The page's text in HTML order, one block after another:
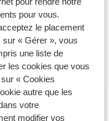
pour vous.
le placement
« Gérer », vous
une liste de
les cookies que vous
« Cookies
autre que les
votre
modifier vos
la réponse à
!